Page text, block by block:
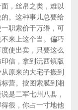
，丝帛之类，难以
。这种事儿总要给
职索价干万缗，可
来上这个当。偏巧
使出卖，只要这么
信，拿到沅西镇版
原来的大宅子搬到
营。按图索膜到湘
是二军七州八县，
很，你占一寸地他